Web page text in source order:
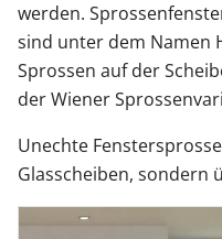
werden.
sind unter dem Namen
Sprossen auf der
der Wiener
Unechte
Glasscheiben, sondern